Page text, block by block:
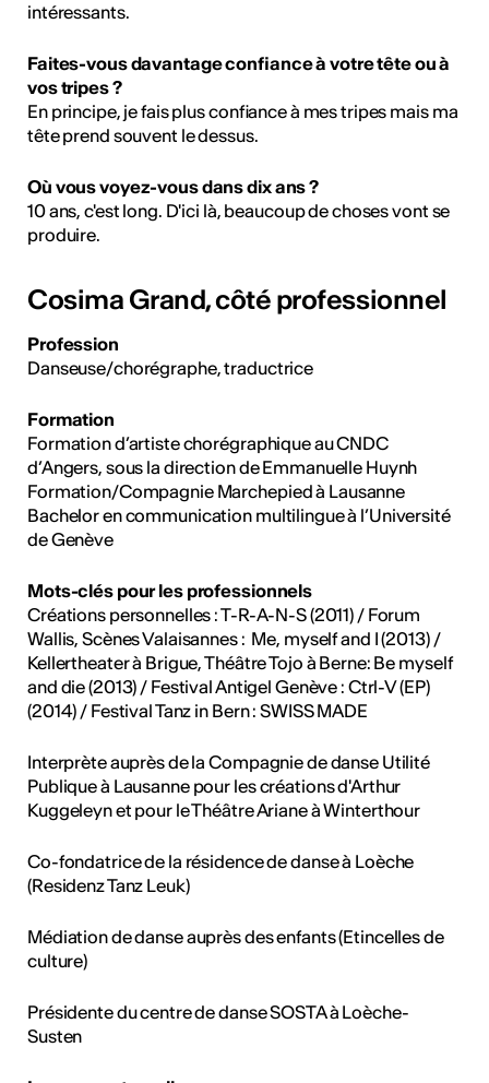
intéressants.
Faites-vous davantage confiance à votre tête ou à
vos tripes ?
En principe, je fais plus confiance à mes tripes mais ma
tête prend souvent le dessus.
Où vous voyez-vous dans dix ans ?
10 ans, c'est long. D'ici là, beaucoup de choses vont se
produire.
Cosima Grand, côté professionnel
Profession
Danseuse/chorégraphe, traductrice
Formation
Formation d’artiste chorégraphique au CNDC
d’Angers, sous la direction de Emmanuelle Huynh
Formation/Compagnie Marchepied à Lausanne
Bachelor en communication multilingue à l’Université
de Genève
Mots-clés pour les professionnels
Créations personnelles : T-R-A-N-S (2011) / Forum
Wallis, Scènes Valaisannes : Me, myself and I (2013) /
Kellertheater à Brigue, Théâtre Tojo à Berne: Be myself
and die (2013) / Festival Antigel Genève : Ctrl-V (EP)
(2014) / Festival Tanz in Bern : SWISS MADE
Interprète auprès de la Compagnie de danse Utilité
Publique à Lausanne pour les créations d'Arthur
Kuggeleyn et pour le Théâtre Ariane à Winterthour
Co-fondatrice de la résidence de danse à Loèche
(Residenz Tanz Leuk)
Médiation de danse auprès des enfants (Etincelles de
culture)
Présidente du centre de danse SOSTA à Loèche-
Susten